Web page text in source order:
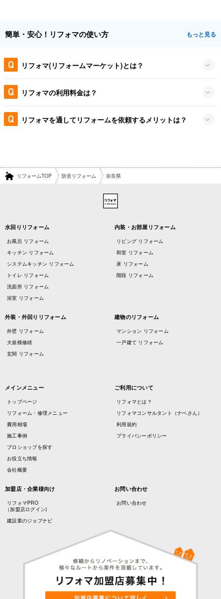
簡単・安心！リフォマの使い方 もっと見る
リフォマ(リフォームマーケット)とは？
リフォマの利用料金は？
リフォマを通してリフォームを依頼するメリットは？
リフォームTOP 防音リフォーム 奈良県
水回りリフォーム
お風呂 リフォーム
キッチン リフォーム
システムキッチン リフォーム
トイレ リフォーム
洗面所 リフォーム
浴室 リフォーム
内装・お部屋リフォーム
リビング リフォーム
和室 リフォーム
床 リフォーム
階段 リフォーム
外装・外回りリフォーム
外壁 リフォーム
大規模修繕
玄関 リフォーム
建物のリフォーム
マンション リフォーム
一戸建て リフォーム
メインメニュー
トップページ
リフォーム・修理メニュー
費用相場
施工事例
プロショップを探す
お役立ち情報
会社概要
ご利用について
リフォマとは？
リフォマコンサルタント（ナベさん）
利用規約
プライバシーポリシー
加盟店・企業様向け
リフォマPRO
（加盟店ログイン)
建設業のジョブナビ
お問い合わせ
お問い合わせ